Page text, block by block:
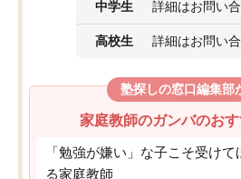
中学生 詳細はお問い
高校生 詳細はお問い
塾探しの窓口編集部
家庭教師のガンバのお
「勉強が嫌い」な子こそ受け
る家庭教師